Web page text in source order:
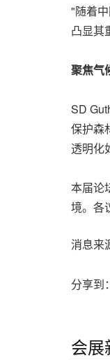
"随着
凸显其
聚焦气
SD
保护森
透明化
本届论
境。各
消息来
分享到：
会展